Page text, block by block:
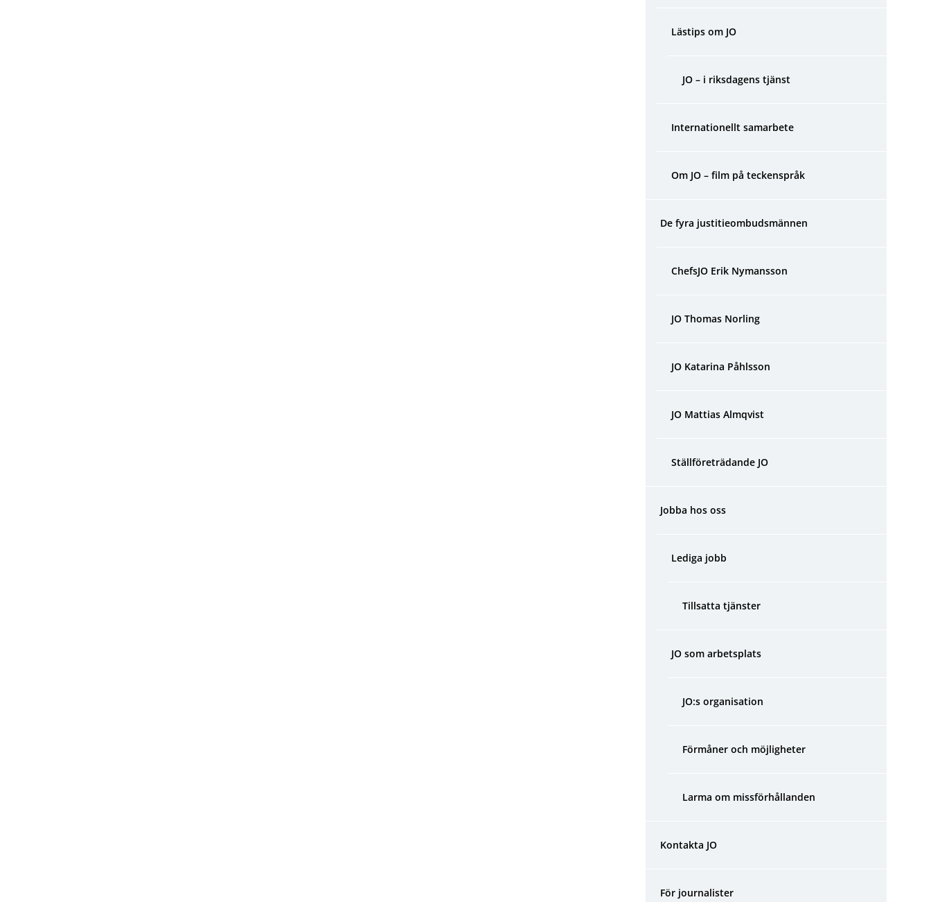
Lästips om JO
JO – i riksdagens tjänst
Internationellt samarbete
Om JO – film på teckenspråk
De fyra justitieombudsmännen
ChefsJO Erik Nymansson
JO Thomas Norling
JO Katarina Påhlsson
JO Mattias Almqvist
Ställföreträdande JO
Jobba hos oss
Lediga jobb
Tillsatta tjänster
JO som arbetsplats
JO:s organisation
Förmåner och möjligheter
Larma om missförhållanden
Kontakta JO
För journalister